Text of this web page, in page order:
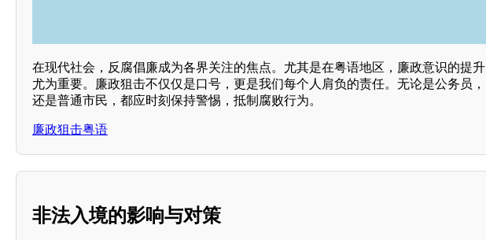
在现代社会，反腐倡廉成为各界关注的焦点。尤其是在粤语地区，廉政意识的提升
尤为重要。廉政狙击不仅仅是口号，更是我们每个人肩负的责任。无论是公务员，
还是普通市民，都应时刻保持警惕，抵制腐败行为。
廉政狙击粤语
非法入境的影响与对策